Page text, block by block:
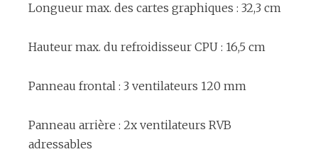
Longueur max. des cartes graphiques : 32,3 cm
Hauteur max. du refroidisseur CPU : 16,5 cm
Panneau frontal : 3 ventilateurs 120 mm
Panneau arrière : 2x ventilateurs RVB
adressables